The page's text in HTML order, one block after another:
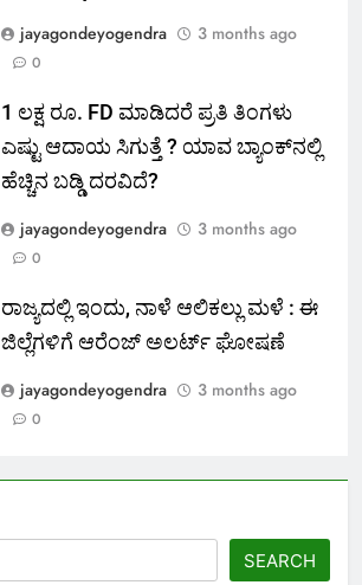
jayagondeyogendra
3 months ago
0
1 ಲಕ್ಷ ರೂ. FD ಮಾಡಿದರೆ ಪ್ರತಿ ತಿಂಗಳು
ಎಷ್ಟು ಆದಾಯ ಸಿಗುತ್ತೆ ? ಯಾವ ಬ್ಯಾಂಕ್‌ನಲ್ಲಿ
ಹೆಚ್ಚಿನ ಬಡ್ಡಿ ದರವಿದೆ?
jayagondeyogendra
3 months ago
0
ರಾಜ್ಯದಲ್ಲಿ ಇಂದು, ನಾಳೆ ಆಲಿಕಲ್ಲು ಮಳೆ : ಈ
ಜಿಲ್ಲೆಗಳಿಗೆ ಆರೆಂಜ್ ಅಲರ್ಟ್ ಘೋಷಣೆ
jayagondeyogendra
3 months ago
0
SEARCH